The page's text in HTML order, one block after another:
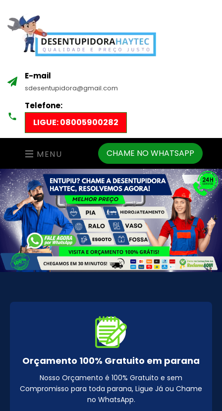
E-mail
sdesentupidora@gmail.com
Telefone:
LIGUE: 08005900282
MENU CHAME NO WHATSAPP
Orçamento 100% Gratuito em parana
Nosso Orçamento é 100% Gratuito e sem
Compromisso para toda parana, Ligue Já ou Chame
no WhatsApp.